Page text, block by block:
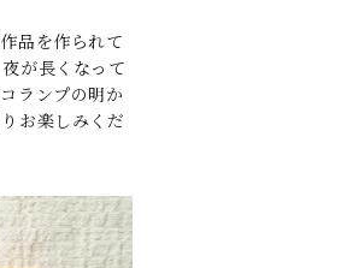
品を作られて
が長くなって
ランプの明か
お楽しみくだ